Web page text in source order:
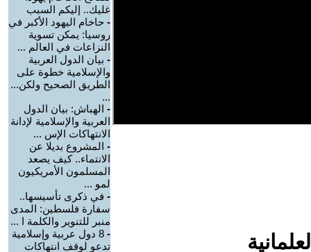
غليك.. إليكم السبب
- حاخام اليهود الأكبر في
روسيا: يمكن تسوية
النزاعات في العالم ...
- بيان الدول العربية
والإسلامية خطوة على
الطريق الصحيح ولكن...
...
- الهباش: بيان الدول
العربية والإسلامية لإدانة
الانتهاكات الإس ...
- المشروع بديلا عن
الانتماء.. كيف يصعد
المسلمون الأمريكيون
لمو ...
- في ذكرى تأسيسها..
سفارة فلسطين: المدى
منبر للتنوير والكلمة ا ...
-
8 دول عربية وإسلامية
تدعو لوقف انتهاكات